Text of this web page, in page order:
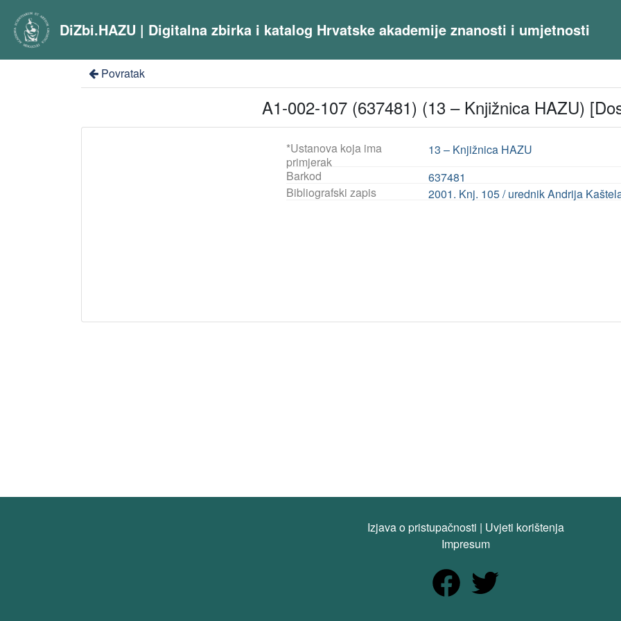
DiZbi.HAZU | Digitalna zbirka i katalog Hrvatske akademije znanosti i umjetnosti
Povratak
A1-002-107 (637481) (13 – Knjižnica HAZU)
*Ustanova koja ima
primjerak
13 – Knjižnica HAZU
Barkod
637481
Bibliografski zapis
2001. Knj. 105 / urednik Andrija
Izjava o pristupačnosti | Uvjeti korištenja
Impresum